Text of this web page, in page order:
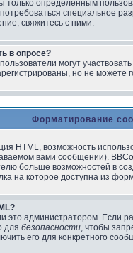
определённым
специальное
свяжитесь с ними.
в опросе?
могут
но не можете
Форматирование
HTML, возможность
вами сообщении).
больше возможностей в
на которое доступна из
это администратором. Если
для безопасности, чтобы
его для конкретного